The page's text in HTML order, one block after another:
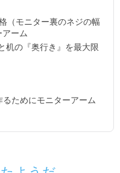
（モニター裏のネジの幅
ーム
机の『奥行き』を最大限
ためにモニターアーム